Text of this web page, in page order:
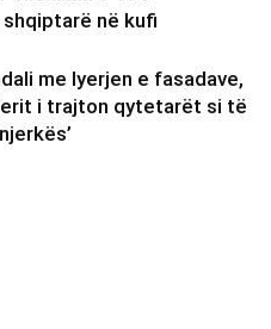
në kufi
me lyerjen e fasadave,
i trajton qytetarët si të